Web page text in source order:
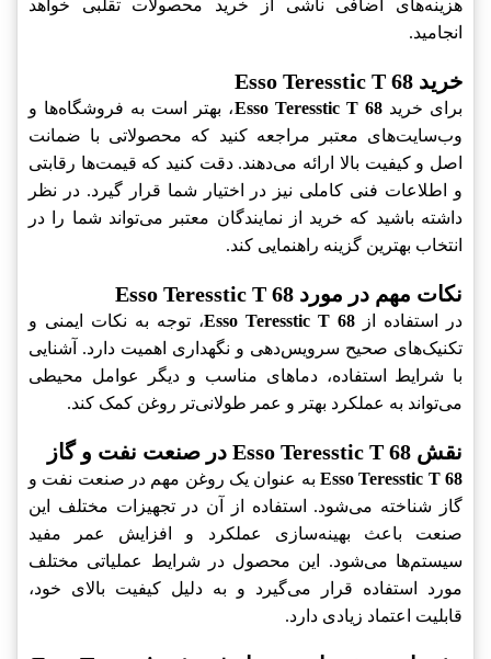
هزینه‌های اضافی ناشی از خرید محصولات تقلبی خواهد
انجامید.
خرید Esso Teresstic T 68
برای خریدEsso Teresstic T 68، بهتر است به فروشگاه‌ها و
وب‌سایت‌های معتبر مراجعه کنید که محصولاتی با ضمانت
اصل و کیفیت بالا ارائه می‌دهند. دقت کنید که قیمت‌ها رقابتی
و اطلاعات فنی کاملی نیز در اختیار شما قرار گیرد. در نظر
داشته باشید که خرید از نمایندگان معتبر می‌تواند شما را در
انتخاب بهترین گزینه راهنمایی کند.
نکات مهم در مورد Esso Teresstic T 68
در استفاده از Esso Teresstic T 68، توجه به نکات ایمنی و
تکنیک‌های صحیح سرویس‌دهی و نگهداری اهمیت دارد. آشنایی
با شرایط استفاده، دماهای مناسب و دیگر عوامل محیطی
می‌تواند به عملکرد بهتر و عمر طولانی‌تر روغن کمک کند.
نقش Esso Teresstic T 68 در صنعت نفت و گاز
Esso Teresstic T 68 به عنوان یک روغن مهم در صنعت نفت و
گاز شناخته می‌شود. استفاده از آن در تجهیزات مختلف این
صنعت باعث بهینه‌سازی عملکرد و افزایش عمر مفید
سیستم‌ها می‌شود. این محصول در شرایط عملیاتی مختلف
مورد استفاده قرار می‌گیرد و به دلیل کیفیت بالای خود،
قابلیت اعتماد زیادی دارد.